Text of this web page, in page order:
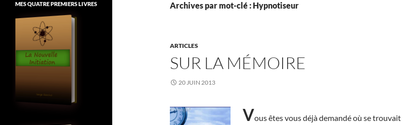
Archives par mot-clé : Hypnotiseur
ARTICLES
SUR LA MÉMOIRE
20 JUIN 2013
Vous êtes vous déjà demandé où se trouvait
MES QUATRE PREMIERS LIVRES